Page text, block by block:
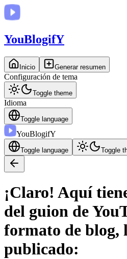
YouBlogifY
Inicio Generar resumen
Configuración de tema
Toggle theme
Idioma
Toggle language
YouBlogifY
Toggle language Toggle
¡Claro! Aquí
del guion de
formato de blog,
publicado: